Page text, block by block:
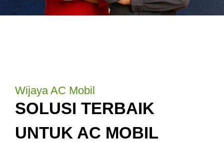
Wijaya AC Mobil
SOLUSI TERBAIK
UNTUK AC MOBIL